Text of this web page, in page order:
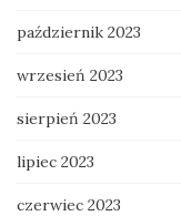
październik 2023
wrzesień 2023
sierpień 2023
lipiec 2023
czerwiec 2023